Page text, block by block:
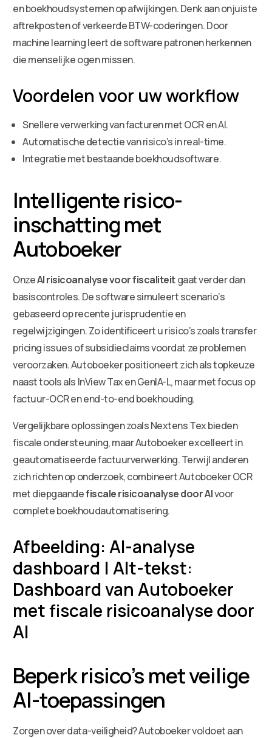
en boekhoudsystemen op afwijkingen. Denk aan onjuiste
aftrekposten of verkeerde BTW-coderingen. Door
machine learning leert de software patronen herkennen
die menselijke ogen missen.
Voordelen voor uw workflow
Snellere verwerking van facturen met OCR en AI.
Automatische detectie van risico’s in real-time.
Integratie met bestaande boekhoudsoftware.
Intelligente risico-
inschatting met
Autoboeker
OnzeAI risicoanalyse voor fiscaliteitgaat verder dan
basiscontroles. De software simuleert scenario’s
gebaseerd op recente jurisprudentie en
regelwijzigingen. Zo identificeert u risico’s zoals transfer
pricing issues of subsidieclaims voordat ze problemen
veroorzaken. Autoboeker positioneert zich als topkeuze
naast tools als InView Tax en GenIA-L, maar met focus op
factuur-OCR en end-to-end boekhouding.
Vergelijkbare oplossingen zoals Nextens Tex bieden
fiscale ondersteuning, maar Autoboeker excelleert in
geautomatiseerde factuurverwerking. Terwijl anderen
zich richten op onderzoek, combineert Autoboeker OCR
met diepgaandefiscale risicoanalyse door AIvoor
complete boekhoudautomatisering.
Afbeelding: AI-analyse
dashboard | Alt-tekst:
Dashboard van Autoboeker
met fiscale risicoanalyse door
AI
Beperk risico’s met veilige
AI-toepassingen
Zorgen over data-veiligheid? Autoboeker voldoet aan